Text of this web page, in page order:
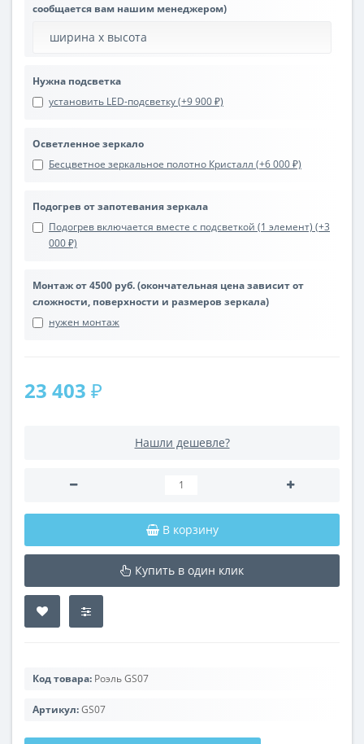
сообщается вам нашим менеджером)
Нужна подсветка
установить LED-подсветку (+9 900 ₽)
Осветленное зеркало
Бесцветное зеркальное полотно Кристалл (+6 000 ₽)
Подогрев от запотевания зеркала
Подогрев включается вместе с подсветкой (1 элемент) (+3
000 ₽)
Монтаж от 4500 руб. (окончательная цена зависит от
сложности, поверхности и размеров зеркала)
нужен монтаж
23 403 ₽
Нашли дешевле?
В корзину
Купить в один клик
Код товара: Роэль GS07
Артикул:GS07